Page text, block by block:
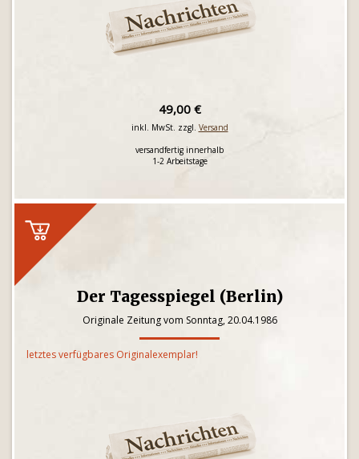
49,00 €
inkl. MwSt. zzgl. Versand
versandfertig innerhalb
1-2 Arbeitstage
Der Tagesspiegel (Berlin)
Originale Zeitung vom Sonntag, 20.04.1986
letztes verfügbares Originalexemplar!